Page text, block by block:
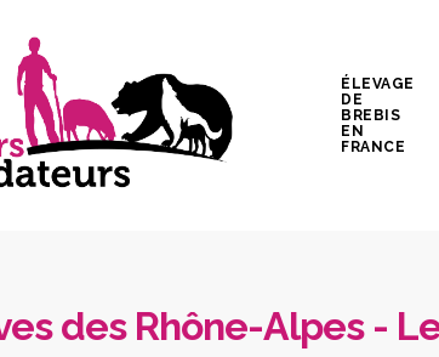
ÉLEVAGE
DE
BREBIS
EN
FRANCE
des Rhône-Alpes -